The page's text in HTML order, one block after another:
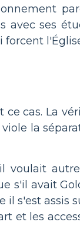
avec ses
cas. La
la
s'il avait
s'est assis
et les